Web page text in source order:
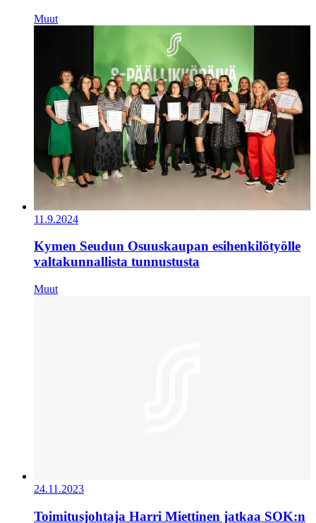
Muut
11.9.2024
Kymen Seudun Osuuskaupan esihenkilötyölle
valtakunnallista tunnustusta
Muut
24.11.2023
Toimitusjohtaja Harri Miettinen jatkaa SOK:n